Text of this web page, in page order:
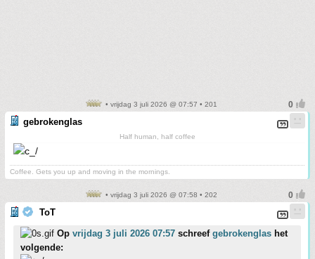
• vrijdag 3 juli 2026 @ 07:57 • 201
gebrokenglas
Half human, half coffee
Coffee. Gets you up and moving in the mornings.
• vrijdag 3 juli 2026 @ 07:58 • 202
ToT
Op vrijdag 3 juli 2026 07:57 schreef gebrokenglas het
volgende: